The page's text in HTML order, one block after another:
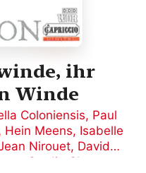
ihr
Winde
Coloniensis, Paul
Hein Meens, Isabelle
Nirouet, David
Studio Chorus